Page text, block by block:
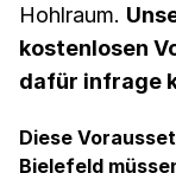
Hohlraum.
kostenlosen
dafür infrage
Diese
Bielefeld